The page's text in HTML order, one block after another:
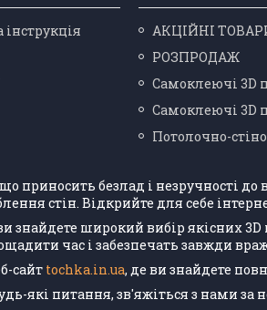
інструкція
АКЦІЙНІ
РОЗПРОДАЖ
Самоклеючі 3D
Самоклеючі 3D
Потолочно-
приносить безлад і незручності
стін. Відкрийте для себе
знайдете широкий вибір якісних
час і забезпечать завжди
сайт tochka.in.ua, де ви знайдете
які питання, зв'яжіться з нами за